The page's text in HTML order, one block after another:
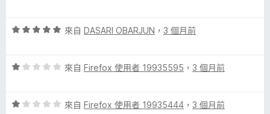
分
分
分
評
分
分
來自 DASARI OBARJUN ， 3 個月前
評
分
來自 Firefox 使用者 19935595 ， 3 個月前
評
來自 Firefox 使用者 19935444 ， 3 個月前